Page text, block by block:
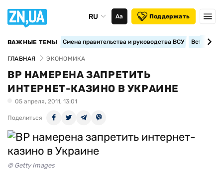
RU Аа Поддержать
ВАЖНЫЕ ТЕМЫ Смена правительства и руководства ВСУ
ГЛАВНАЯ ЭКОНОМИКА
ВР НАМЕРЕНА ЗАПРЕТИТЬ
ИНТЕРНЕТ-КАЗИНО В УКРАИНЕ
05 апреля, 2011, 13:01
Поделиться
© Getty Images